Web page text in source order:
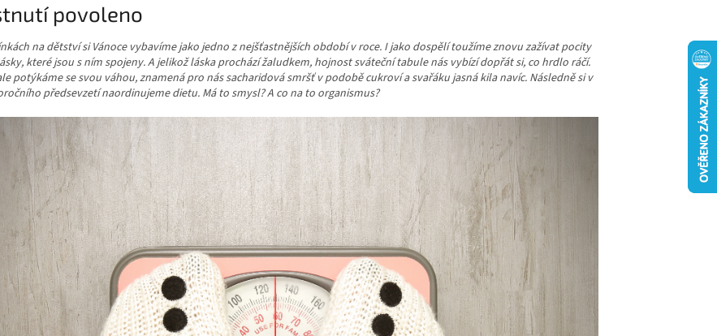
povoleno
na dětství si Vánoce vybavíme jako jedno z nejšťastnějších období v roce. I jako dospělí toužíme znovu zažívat pocity
které jsou s ním spojeny. A jelikož láska prochází žaludkem, hojnost sváteční tabule nás vybízí dopřát si, co hrdlo ráčí.
potýkáme se svou váhou, znamená pro nás sacharidová smršť v podobě cukroví a svařáku jasná kila navíc. Následně si v
předsevzetí naordinujeme dietu. Má to smysl? A co na to organismus?